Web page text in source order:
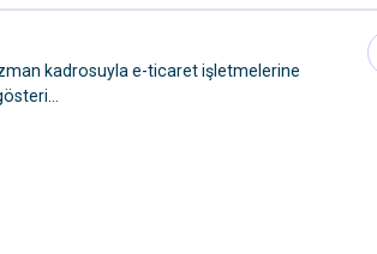
kadrosuyla e-ticaret işletmelerine